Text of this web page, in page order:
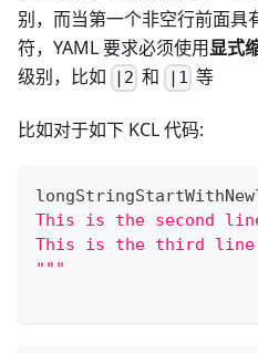
别，而当第一个非空行前面具
符，YAML 要求必须使用显式
级别，比如
|2 和 |1 等
比如对于如下 KCL 代码:
This is the second
This is the third line
"""